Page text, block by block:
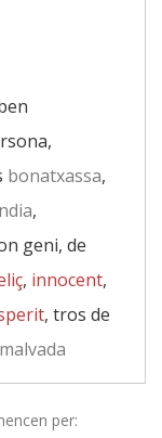
bonatxassa,
,
geni, de
, innocent,
, tros de
malvada
per: